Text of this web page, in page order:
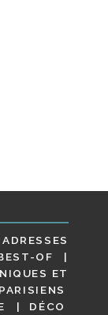
ADRESSES
OF
ET
DÉCO